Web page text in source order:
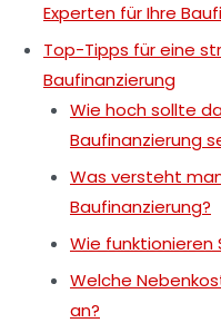
Experten für Ihre
Top-Tipps für eine
Baufinanzierung
Wie hoch sollte
Baufinanzierung
Was versteht
Baufinanzierung?
Wie funktionieren
Welche
an?